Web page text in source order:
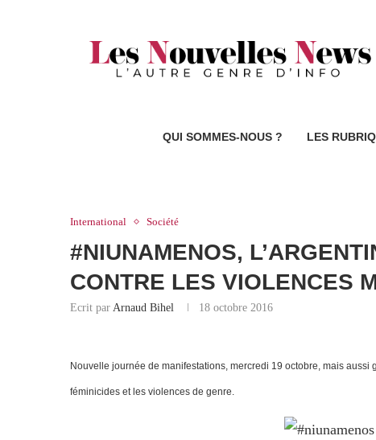
QUI SOMMES-NOUS ? LES
International Société
#NIUNAMENOS,
CONTRE LES VIOLENCES
Ecrit par Arnaud Bihel 18 octobre 2016
Nouvelle journée de manifestations, mercredi 19 octobre, mais
féminicides et les violences de genre.